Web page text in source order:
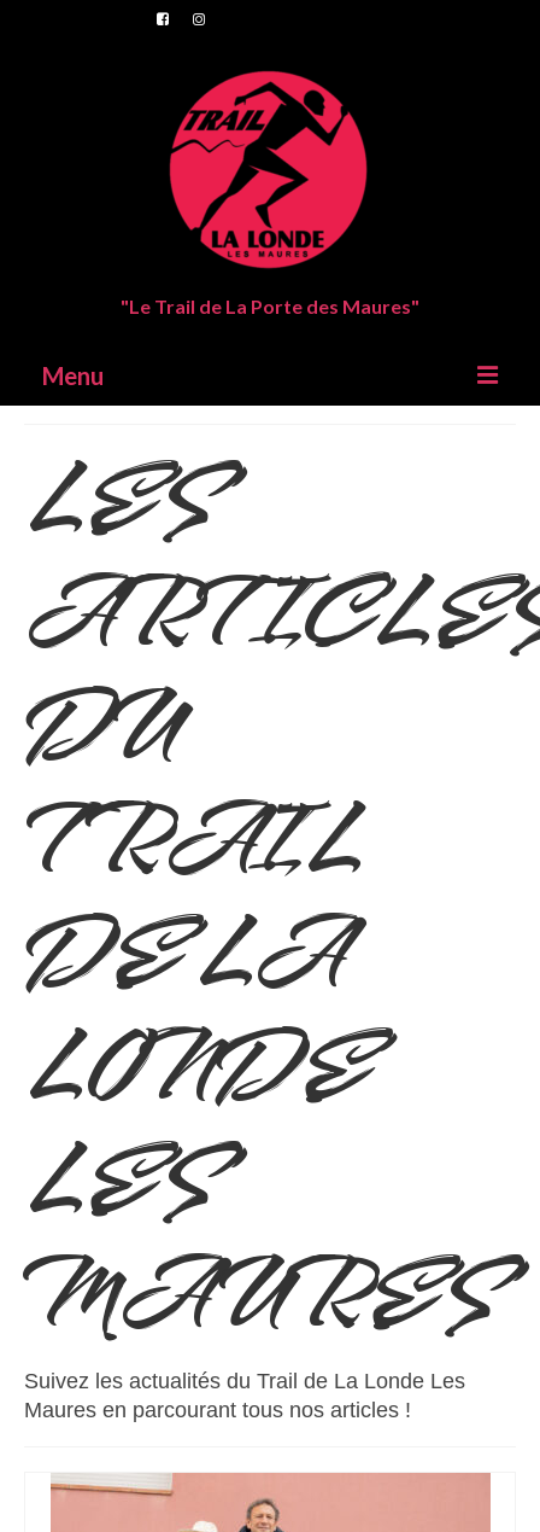
"Le Trail de La Porte des Maures"
Menu
Parcours
Inscriptions
La Londe Les Maures
Partenaires
Actualités
LES
DU
TRAIL
DE LA
LONDE
LES
MAURES
Suivez les actualités du Trail de La Londe Les
Maures en parcourant tous nos articles !